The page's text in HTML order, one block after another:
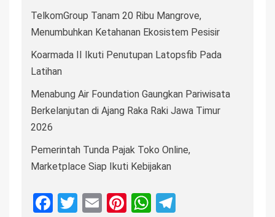
TelkomGroup Tanam 20 Ribu Mangrove,
Menumbuhkan Ketahanan Ekosistem Pesisir
Koarmada II Ikuti Penutupan Latopsfib Pada
Latihan
Menabung Air Foundation Gaungkan Pariwisata
Berkelanjutan di Ajang Raka Raki Jawa Timur
2026
Pemerintah Tunda Pajak Toko Online,
Marketplace Siap Ikuti Kebijakan
Facebook
Twitter
EmailPinterest
WhatsApp